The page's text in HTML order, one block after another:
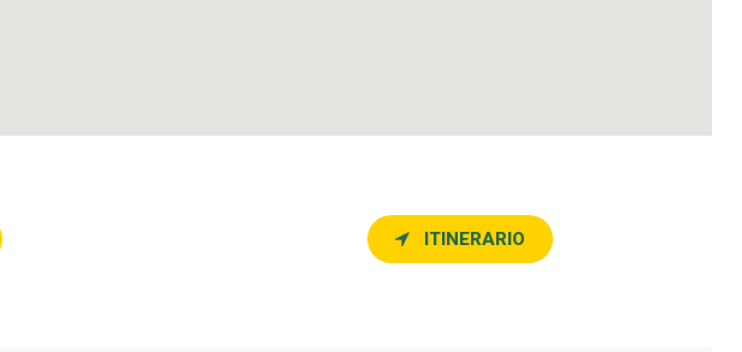
ITINERARIO